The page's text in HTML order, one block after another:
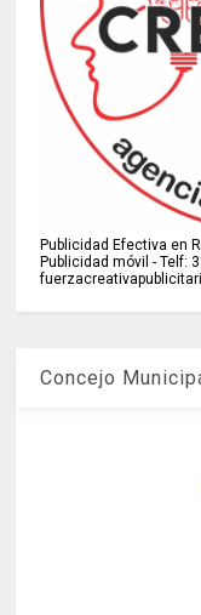
Publicidad Efectiva en
Publicidad móvil - Telf:
Concejo